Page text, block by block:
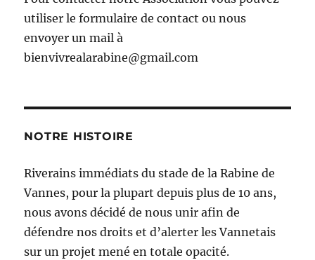
utiliser le formulaire de contact ou nous
envoyer un mail à
bienvivrealarabine@gmail.com
NOTRE HISTOIRE
Riverains immédiats du stade de la Rabine de
Vannes, pour la plupart depuis plus de 10 ans,
nous avons décidé de nous unir afin de
défendre nos droits et d’alerter les Vannetais
sur un projet mené en totale opacité.